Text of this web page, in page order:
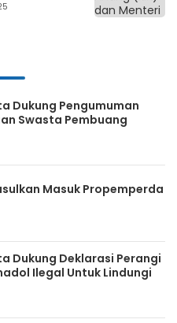
Dukung Pengumuman
Swasta Pembuang
Masuk Propemperda
Dukung Deklarasi Perangi
Ilegal Untuk Lindungi